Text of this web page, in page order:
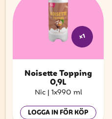
x1
Noisette Topping
0,9L
Nic | 1x990 ml
LOGGA IN FÖR KÖP